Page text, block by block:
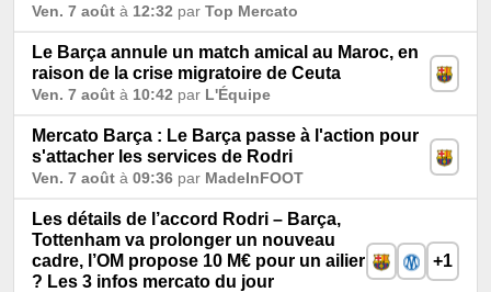
Ven. 7 août à 12:32 par Top Mercato
Le Barça annule un match amical au Maroc, en
raison de la crise migratoire de Ceuta
Ven. 7 août à 10:42 par L'Équipe
Mercato Barça : Le Barça passe à l'action pour
s'attacher les services de Rodri
Ven. 7 août à 09:36 par MadeInFOOT
Les détails de l’accord Rodri – Barça,
Tottenham va prolonger un nouveau
cadre, l’OM propose 10 M€ pour un ailier
? Les 3 infos mercato du jour
+1